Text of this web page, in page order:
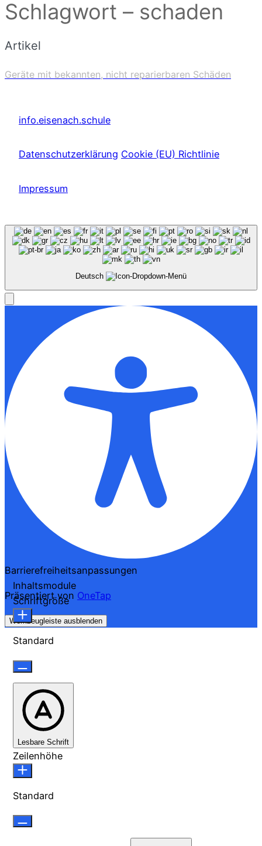
Schlagwort – schaden
Artikel
Geräte mit bekannten, nicht reparierbaren Schäden
info.eisenach.schule
Datenschutzerklärung Cookie (EU) Richtlinie
Impressum
Deutsch
Barrierefreiheitsanpassungen
Präsentiert von OneTap
Werkzeugleiste ausblenden
Inhaltsmodule
Schriftgröße
Standard
Lesbare Schrift
Zeilenhöhe
Standard